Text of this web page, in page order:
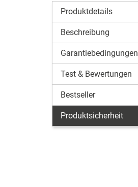
Produktdetails
Beschreibung
Garantiebedingungen
Test & Bewertungen
Bestseller
Produktsicherheit